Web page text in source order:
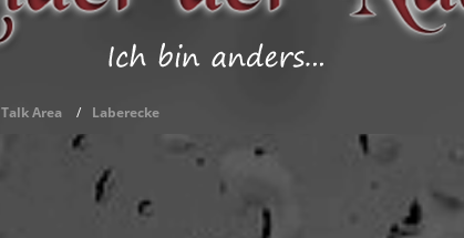
Talk Area Laberecke